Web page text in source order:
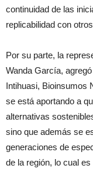
continuidad de las
replicabilidad con
Por su parte, la
Wanda García,
Intihuasi, Bioinsumos
se está aportando a
alternativas
sino que además se
generaciones de
de la región, lo cual